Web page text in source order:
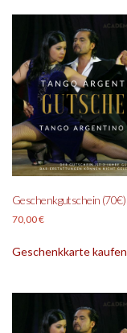
Geschenkgutschein (70€)
70,00€
Geschenkkarte kaufen